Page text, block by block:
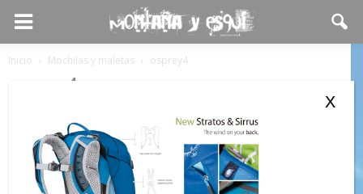
Inicio Mochilas y maletas osprey4
osprey4
X